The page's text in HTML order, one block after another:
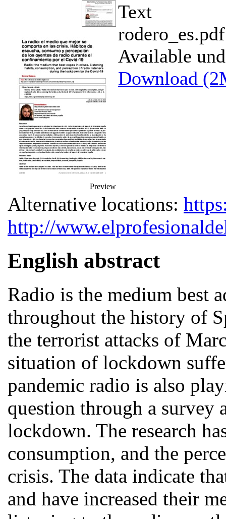
Preview
Text
rodero_es.pdf
Available
Download
Alternative locations:
http://
English abstract
Radio is the medium best
throughout the history of
the terrorist attacks of
situation of lockdown
pandemic radio is also
question through a survey
lockdown. The research
consumption, and the
crisis. The data indicate
and have increased their